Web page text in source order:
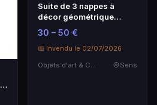
Suite de 3 nappes à
décor géométrique
damassé, chiffré MJ (t…
30 – 50 €
📅 Invendu le 02/07/2026
Sens